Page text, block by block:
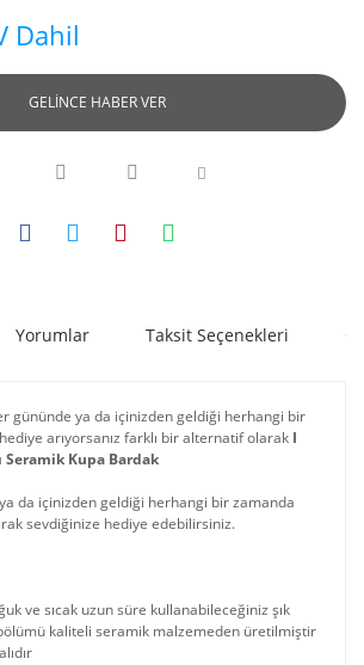
Dahil
GELİNCE HABER VER
Yorumlar Taksit Seçenekleri
gününde ya da içinizden geldiği herhangi bir
arıyorsanız farklı bir alternatif olarak I
Seramik Kupa Bardak
da içinizden geldiği herhangi bir zamanda
sevdiğinize hediye edebilirsiniz.
ve sıcak uzun süre kullanabileceğiniz şık
kaliteli seramik malzemeden üretilmiştir